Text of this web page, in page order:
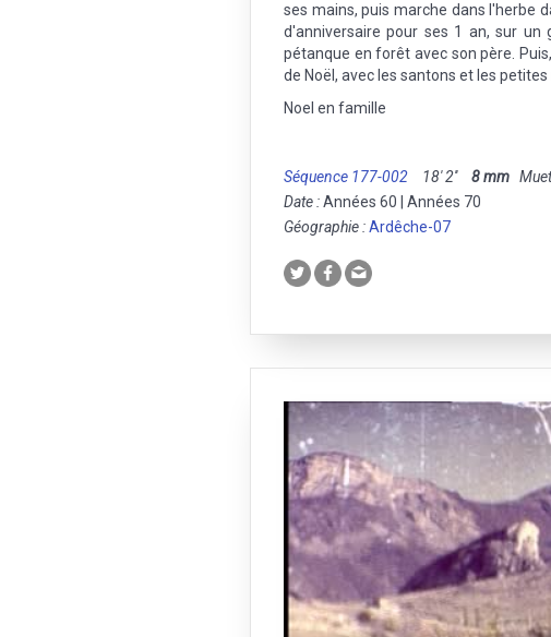
ses mains, puis marche dans l'herbe
d'anniversaire pour ses 1 an, sur
pétanque en forêt avec son père.
de Noël, avec les santons et les
Noel en famille
Séquence 177-002 18' 2'' 8 mm
Date :Années 60 | Années 70
Géographie :Ardêche-07